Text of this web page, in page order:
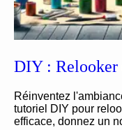
DIY : Relooker
Réinventez
tutoriel DIY pour
efficace, donnez un